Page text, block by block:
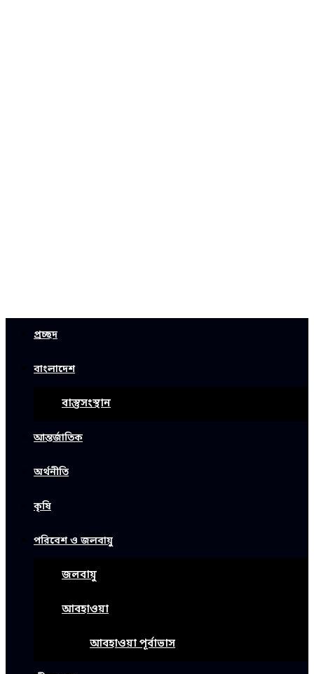
প্রচ্ছদ
বাংলাদেশ
বাস্তুসংস্থান
আন্তর্জাতিক
অর্থনীতি
কৃষি
পরিবেশ ও জলবায়ু
জলবায়ু
আবহাওয়া
আবহাওয়া পূর্বাভাস